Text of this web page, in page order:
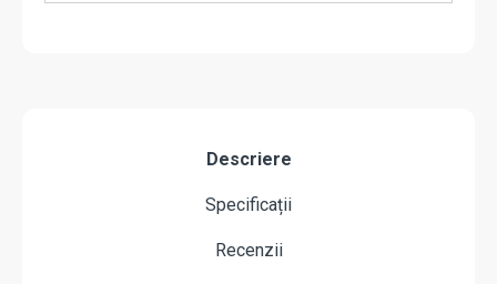
Descriere
Specificații
Recenzii